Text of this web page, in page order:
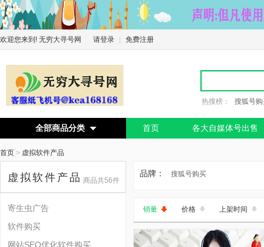
欢迎您来到! 无穷大寻号网 请登录 免费注册
热搜榜： 搜狐号
全部商品分类  首页 各大自媒体号出售
首页 > 虚拟软件产品
虚拟软件产品 商品共56件
寄生虫广告
软件购买
网站SEO优化软件购买
品牌： 搜狐号购买
销量 价格 上架时间